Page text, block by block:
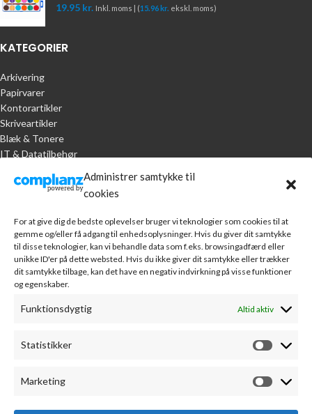
Administrer samtykke til
cookies
For at give dig de bedste oplevelser bruger vi teknologier som cookies til at
gemme og/eller få adgang til enhedsoplysninger. Hvis du giver dit samtykke
til disse teknologier, kan vi behandle data som f.eks. browsingadfærd eller
unikke ID'er på dette websted. Hvis du ikke giver dit samtykke eller trækker
dit samtykke tilbage, kan det have en negativ indvirkning på visse funktioner
og egenskaber.
Funktionsdygtig Altid aktiv
Statistikker
Marketing
19.95 kr. Inkl. moms | (15.96 kr. ekskl. moms)
KATEGORIER
Arkivering
Papirvarer
Kontorartikler
Skriveartikler
Blæk & Tonere
IT & Datatilbehør
KUNDESERVICE
Om A.R. Jørgensen Kontorcenter
Bankoplysninger
Markedsføring
Webudvikling
Leverandører
Sponsorater
MIN KONTO
Min konto
Kontodetaljer